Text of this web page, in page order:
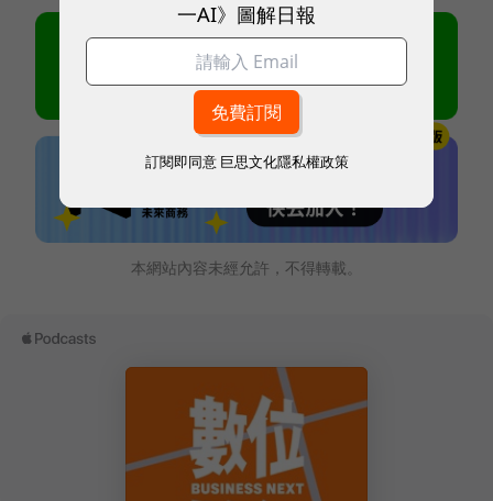
本網站內容未經允許，不得轉載。
一AI》圖解日報
訂閱即同意 巨思文化隱私權政策